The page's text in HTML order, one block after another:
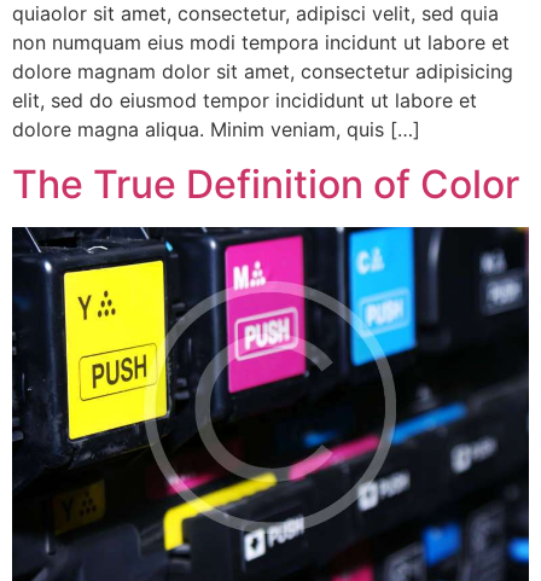
quiaolor sit amet, consectetur, adipisci velit, sed quia
non numquam eius modi tempora incidunt ut labore et
dolore magnam dolor sit amet, consectetur adipisicing
elit, sed do eiusmod tempor incididunt ut labore et
dolore magna aliqua. Minim veniam, quis […]
The True Definition of Color